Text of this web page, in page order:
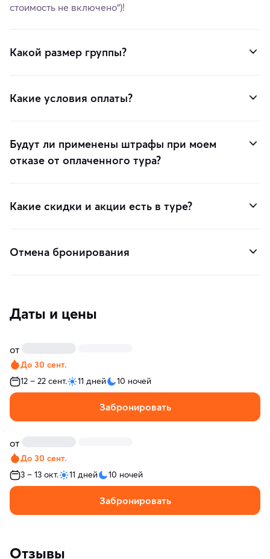
стоимость не включено")!
Какой размер группы?
Какие условия оплаты?
Будут ли применены штрафы при моем
отказе от оплаченного тура?
Какие скидки и акции есть в туре?
Отмена бронирования
Даты и цены
от
До 30 сент.
12 – 22 сент.
11 дней 10 ночей
Забронировать
от
До 30 сент.
3 – 13 окт.
11 дней 10 ночей
Забронировать
Отзывы